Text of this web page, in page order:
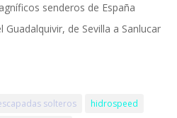
senderos de España
Guadalquivir, de Sevilla a Sanlucar
solteros
hidrospeed